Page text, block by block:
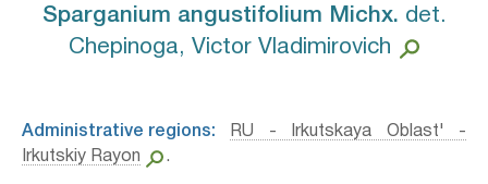
Sparganium angustifolium Michx.⁣ det.
Chepinoga, Victor Vladimirovich
Administrative regions:
RU - Irkutskaya Oblast' -
Irkutskiy Rayon
.